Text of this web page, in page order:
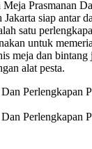
Prasmanan
siap antar
satu
untuk
meja dan bintang
alat pesta.